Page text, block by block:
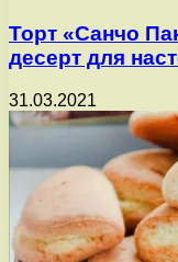
Торт «Санчо
десерт для
31.03.2021